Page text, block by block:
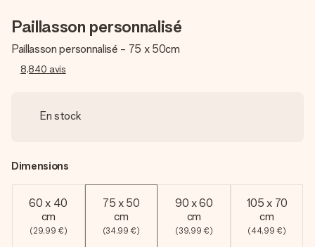
Paillasson personnalisé
Paillasson personnalisé - 75 x 50cm
8,840 avis
En stock
Dimensions
60 x 40
cm
(29,99 €)
75 x 50
cm
(34,99 €)
90 x 60
cm
(39,99 €)
105 x 70
cm
(44,99 €)